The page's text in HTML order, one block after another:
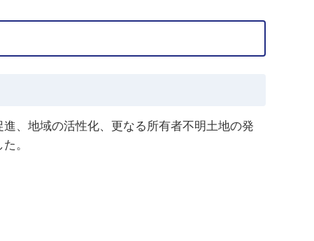
、地域の活性化、更なる所有者不明土地の発
。